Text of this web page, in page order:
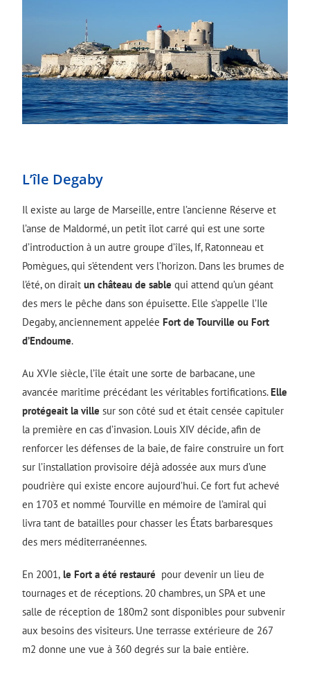
L’île Degaby
Il existe au large de Marseille, entre l’ancienne Réserve et
l’anse de Maldormé, un petit îlot carré qui est une sorte
d’introduction à un autre groupe d’îles, If, Ratonneau et
Pomègues, qui s’étendent vers l’horizon. Dans les brumes de
l’été, on diraitun château de sable qui attend qu’un géant
des mers le pêche dans son épuisette. Elle s’appelle l’Ile
Degaby, anciennement appelée Fort de Tourville ou Fort
d’Endoume.
Au XVIe siècle, l’île était une sorte de barbacane, une
avancée maritime précédant les véritables fortifications. Elle
protégeait la ville sur son côté sud et était censée capituler
la première en cas d’invasion. Louis XIV décide, afin de
renforcer les défenses de la baie, de faire construire un fort
sur l’installation provisoire déjà adossée aux murs d’une
poudrière qui existe encore aujourd’hui. Ce fort fut achevé
en 1703 et nommé Tourville en mémoire de l’amiral qui
livra tant de batailles pour chasser les États barbaresques
des mers méditerranéennes.
En 2001, le Fort a été restauré pour devenir un lieu de
tournages et de réceptions. 20 chambres, un SPA et une
salle de réception de 180m2 sont disponibles pour subvenir
aux besoins des visiteurs. Une terrasse extérieure de 267
m2 donne une vue à 360 degrés sur la baie entière.